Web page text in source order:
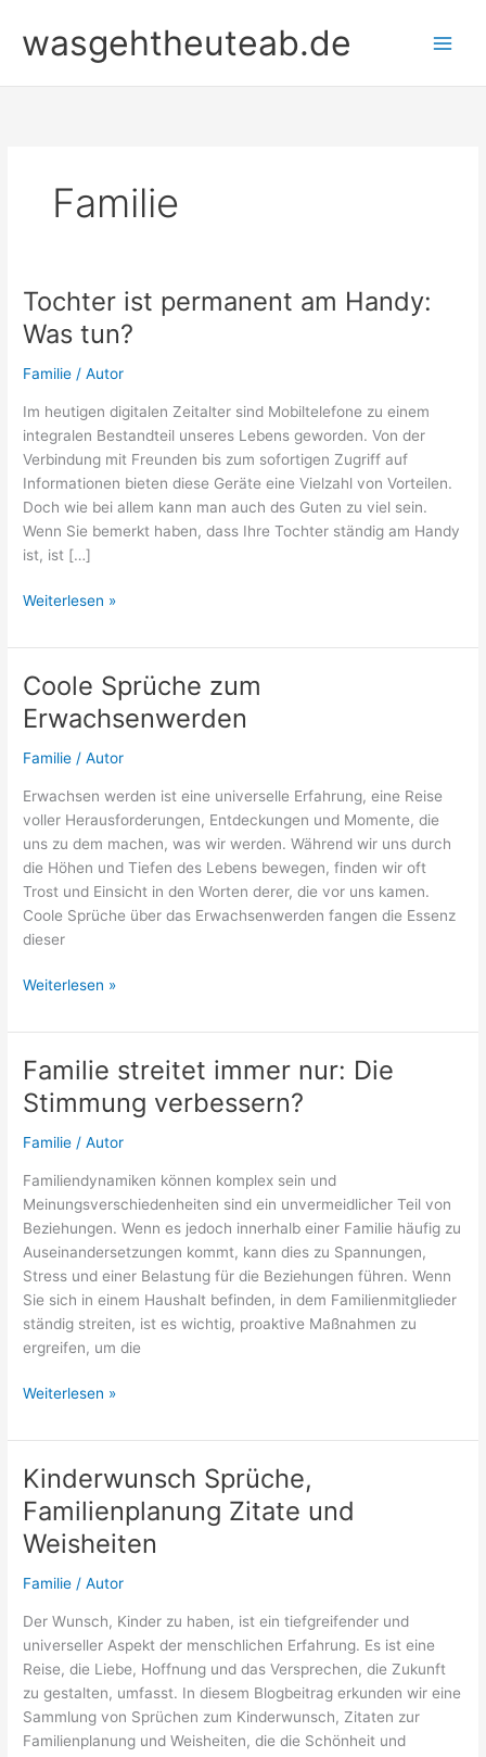
Inhalt
springen
wasgehtheuteab.de
Familie
Tochter ist permanent am Handy:
Was tun?
Familie /Autor
Im heutigen digitalen Zeitalter sind Mobiltelefone zu einem
integralen Bestandteil unseres Lebens geworden. Von der
Verbindung mit Freunden bis zum sofortigen Zugriff auf
Informationen bieten diese Geräte eine Vielzahl von Vorteilen.
Doch wie bei allem kann man auch des Guten zu viel sein.
Wenn Sie bemerkt haben, dass Ihre Tochter ständig am Handy
ist, ist […]
Tochter
permanent
am
Handy:
Was
Weiterlesen »
Coole Sprüche zum
Erwachsenwerden
Familie /Autor
Erwachsen werden ist eine universelle Erfahrung, eine Reise
voller Herausforderungen, Entdeckungen und Momente, die
uns zu dem machen, was wir werden. Während wir uns durch
die Höhen und Tiefen des Lebens bewegen, finden wir oft
Trost und Einsicht in den Worten derer, die vor uns kamen.
Coole Sprüche über das Erwachsenwerden fangen die Essenz
dieser
Coole
zum
Erwachsenwerden
Weiterlesen »
Familie streitet immer nur: Die
Stimmung verbessern?
Familie /Autor
Familiendynamiken können komplex sein und
Meinungsverschiedenheiten sind ein unvermeidlicher Teil von
Beziehungen. Wenn es jedoch innerhalb einer Familie häufig zu
Auseinandersetzungen kommt, kann dies zu Spannungen,
Stress und einer Belastung für die Beziehungen führen. Wenn
Sie sich in einem Haushalt befinden, in dem Familienmitglieder
ständig streiten, ist es wichtig, proaktive Maßnahmen zu
ergreifen, um die
Familie
immer
nur:
Die
Stimmung
verbessern?
Weiterlesen »
Kinderwunsch Sprüche,
Familienplanung Zitate und
Weisheiten
Familie /Autor
Der Wunsch, Kinder zu haben, ist ein tiefgreifender und
universeller Aspekt der menschlichen Erfahrung. Es ist eine
Reise, die Liebe, Hoffnung und das Versprechen, die Zukunft
zu gestalten, umfasst. In diesem Blogbeitrag erkunden wir eine
Sammlung von Sprüchen zum Kinderwunsch, Zitaten zur
Familienplanung und Weisheiten, die die Schönheit und